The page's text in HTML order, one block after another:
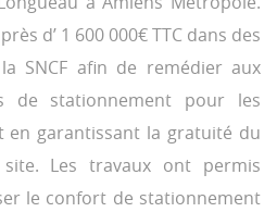
d’ 1 600 000€ TTC dans des
SNCF afin de remédier aux
de stationnement pour les
en garantissant la gratuité du
Les travaux ont permis
le confort de stationnement